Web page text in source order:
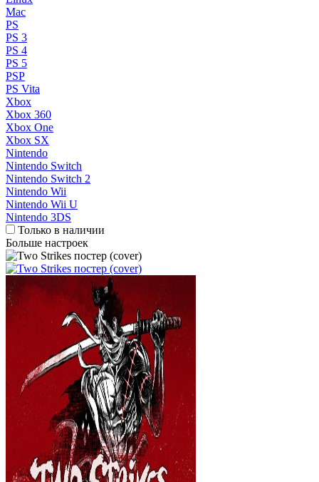
Mac
PS
PS 3
PS 4
PS 5
PSP
PS Vita
Xbox
Xbox 360
Xbox One
Xbox SX
Nintendo
Nintendo Switch
Nintendo Switch 2
Nintendo Wii
Nintendo Wii U
Nintendo 3DS
Только в наличии
Больше настроек